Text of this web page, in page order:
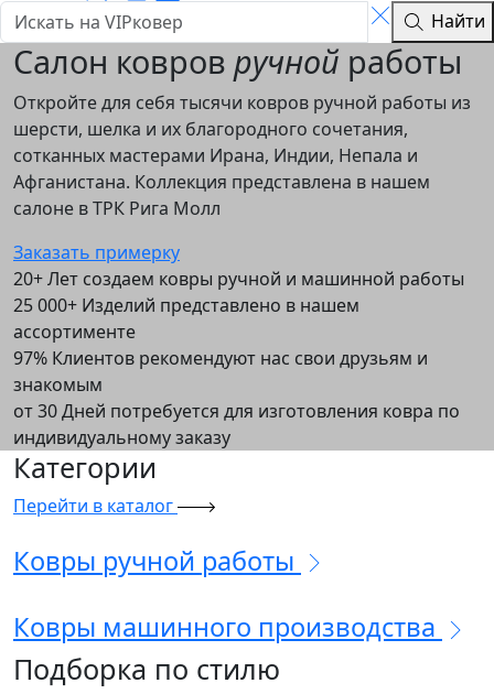
Найти
Салон ковров ручной работы
Откройте для себя тысячи ковров ручной работы из
шерсти, шелка и их благородного сочетания,
сотканных мастерами Ирана, Индии, Непала и
Афганистана. Коллекция представлена в нашем
салоне в ТРК Рига Молл
Заказать примерку
20+Лет создаем ковры ручной и машинной работы
25 000+ Изделий представлено в нашем
ассортименте
97% Клиентов рекомендуют нас свои друзьям и
знакомым
от 30Дней потребуется для изготовления ковра по
индивидуальному заказу
Категории
Перейти в каталог
Ковры ручной работы
Ковры машинного производства
Подборка по стилю